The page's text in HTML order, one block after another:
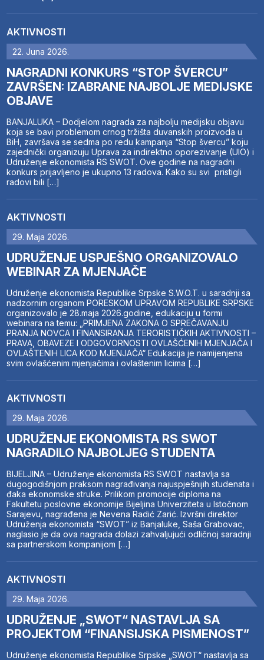
AKTIVNOSTI
22. Juna 2026.
NAGRADNI KONKURS “STOP ŠVERCU”
ZAVRŠEN: IZABRANE NAJBOLJE MEDIJSKE
OBJAVE
BANJALUKA – Dodjelom nagrada za najbolju medijsku objavu
koja se bavi problemom crnog tržišta duvanskih proizvoda u
BiH, završava se sedma po redu kampanja “Stop švercu” koju
zajednički organizuju Uprava za indirektno oporezivanje (UIO) i
Udruženje ekonomista RS SWOT. Ove godine na nagradni
konkurs prijavljeno je ukupno 13 radova. Kako su svi pristigli
radovi bili […]
AKTIVNOSTI
29. Maja 2026.
UDRUŽENJE USPJEŠNO ORGANIZOVALO
WEBINAR ZA MJENJAČE
Udruženje ekonomista Republike Srpske S.W.O.T. u saradnji sa
nadzornim organom PORESKOM UPRAVOM REPUBLIKE SRPSKE
organizovalo je 28.maja 2026.godine, edukaciju u formi
webinara na temu: „PRIMJENA ZAKONA O SPREČAVANJU
PRANJA NOVCA I FINANSIRANJA TERORISTIČKIH AKTIVNOSTI –
PRAVA, OBAVEZE I ODGOVORNOSTI OVLAŠĆENIH MJENJAČA I
OVLAŠTENIH LICA KOD MJENJAČA“ Edukacija je namijenjena
svim ovlašćenim mjenjačima i ovlaštenim licima […]
AKTIVNOSTI
29. Maja 2026.
UDRUŽENJE EKONOMISTA RS SWOT
NAGRADILO NAJBOLJEG STUDENTA
BIJELJINA – Udruženje ekonomista RS SWOT nastavlja sa
dugogodišnjom praksom nagrađivanja najuspješnijih studenata i
đaka ekonomske struke. Prilikom promocije diploma na
Fakultetu poslovne ekonomije Bijeljina Univerziteta u Istočnom
Sarajevu, nagrađena je Nevena Radić Zarić. Izvršni direktor
Udruženja ekonomista “SWOT” iz Banjaluke, Saša Grabovac,
naglasio je da ova nagrada dolazi zahvaljujući odličnoj saradnji
sa partnerskom kompanijom […]
AKTIVNOSTI
29. Maja 2026.
UDRUŽENJE „SWOT“ NASTAVLJA SA
PROJEKTOM “FINANSIJSKA PISMENOST”
Udruženje ekonomista Republike Srpske „SWOT“ nastavlja sa